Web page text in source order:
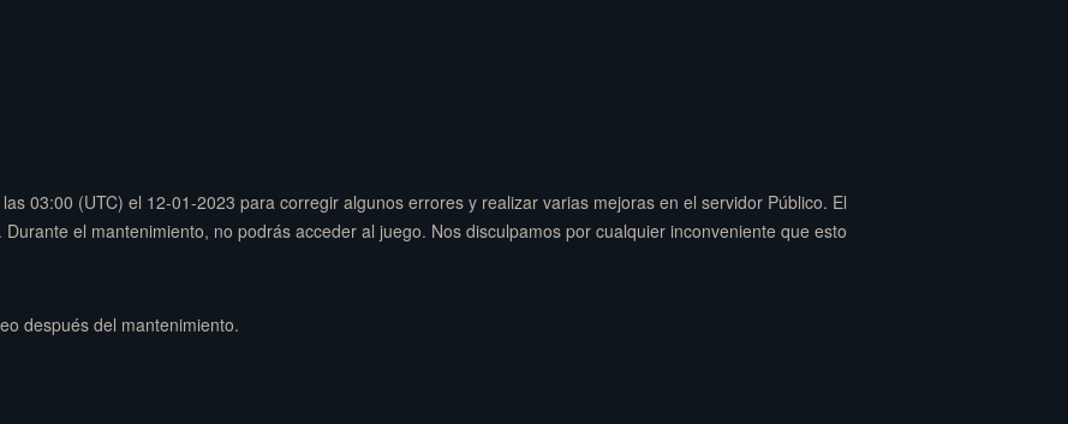
03:00 (UTC) el 12-01-2023 para corregir algunos errores y realizar varias mejoras en el servidor Público. El
el mantenimiento, no podrás acceder al juego. Nos disculpamos por cualquier inconveniente que esto
después del mantenimiento.